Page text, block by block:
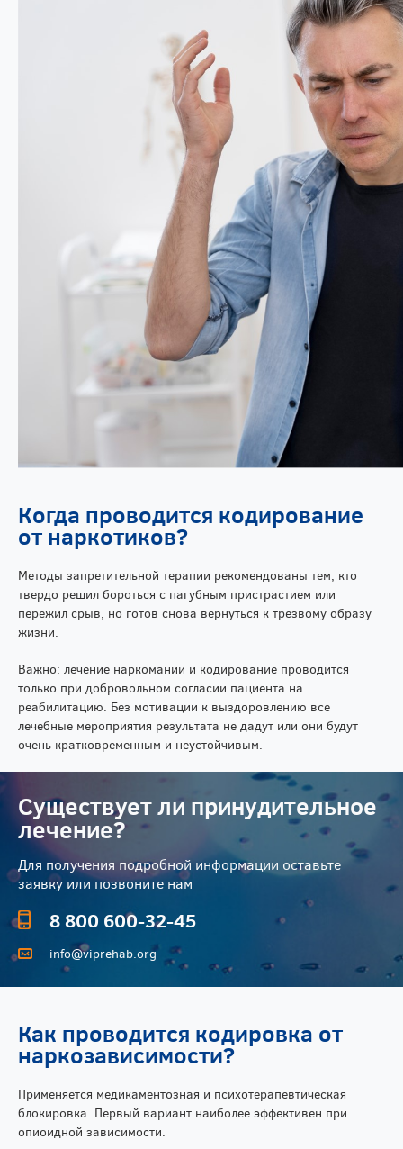
Когда проводится кодирование
от наркотиков?
Методы запретительной терапии рекомендованы тем, кто
твердо решил бороться с пагубным пристрастием или
пережил срыв, но готов снова вернуться к трезвому образу
жизни.
Важно: лечение наркомании и кодирование проводится
только при добровольном согласии пациента на
реабилитацию. Без мотивации к выздоровлению все
лечебные мероприятия результата не дадут или они будут
очень кратковременным и неустойчивым.
Существует ли принудительное
лечение?
Для получения подробной информации оставьте
заявку или позвоните нам
8 800 600-32-45
info@viprehab.org
Как проводится кодировка от
наркозависимости?
Применяется медикаментозная и психотерапевтическая
блокировка. Первый вариант наиболее эффективен при
опиоидной зависимости.